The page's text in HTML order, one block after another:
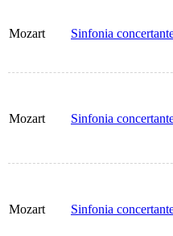
Mozart Sinfonia
Mozart Sinfonia
Mozart Sinfonia